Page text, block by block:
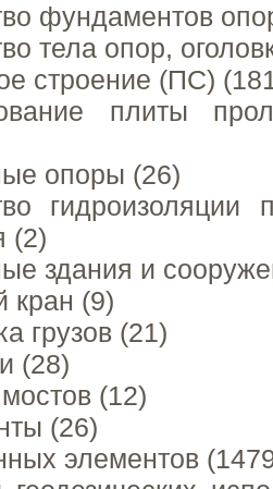
фундаментов
тела опор,
строение (ПС)
плиты
опоры (26)
гидроизоляции
(2)
здания и
кран (9)
грузов (21)
(28)
(12)
(26)
элементов